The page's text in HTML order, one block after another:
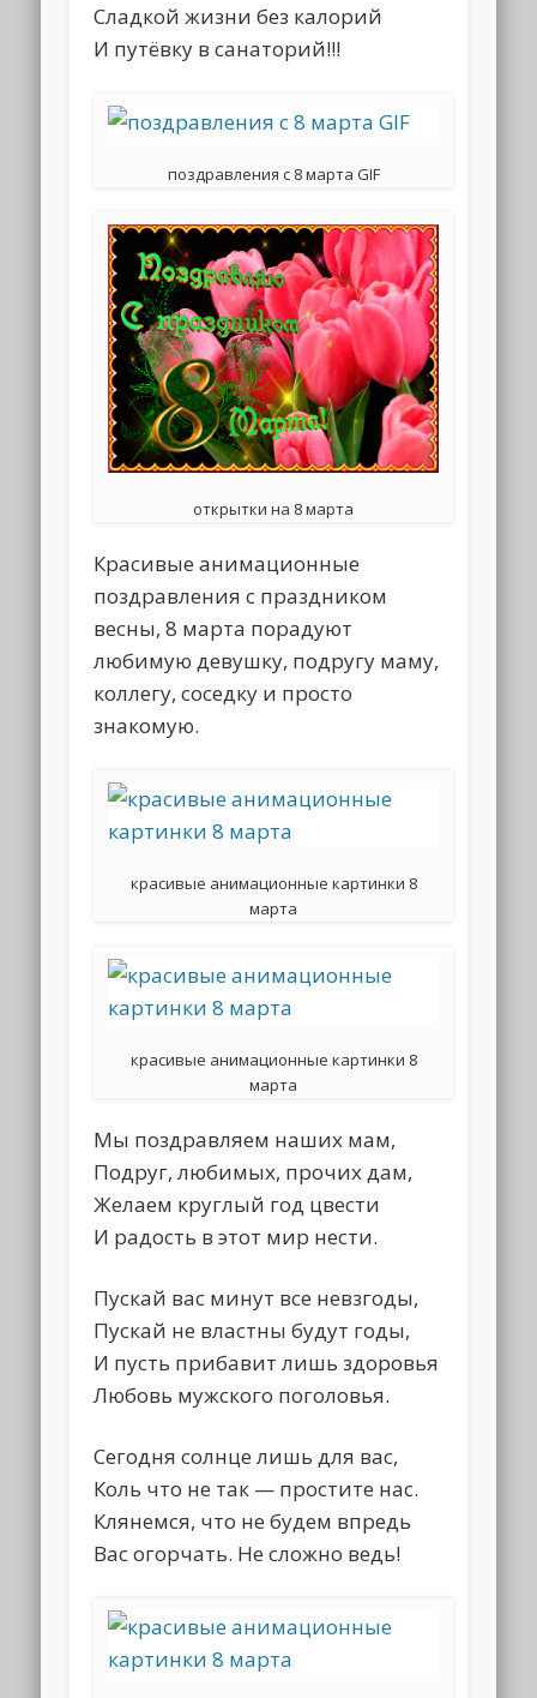
Сладкой жизни без калорий
И путёвку в санаторий!!!
поздравления с 8 марта GIF
открытки на 8 марта
Красивые анимационные
поздравления с праздником
весны, 8 марта порадуют
любимую девушку, подругу маму,
коллегу, соседку и просто
знакомую.
красивые анимационные картинки 8
марта
красивые анимационные картинки 8
марта
Мы поздравляем наших мам,
Подруг, любимых, прочих дам,
Желаем круглый год цвести
И радость в этот мир нести.
Пускай вас минут все невзгоды,
Пускай не властны будут годы,
И пусть прибавит лишь здоровья
Любовь мужского поголовья.
Сегодня солнце лишь для вас,
Коль что не так — простите нас.
Клянемся, что не будем впредь
Вас огорчать. Не сложно ведь!